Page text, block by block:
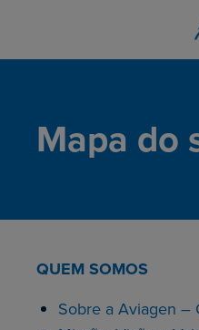
Mapa do
QUEM SOMOS
Sobre a Aviagen –